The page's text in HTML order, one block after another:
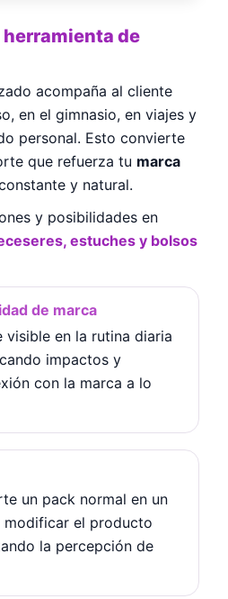
herramienta de
acompaña al cliente
en el gimnasio, en viajes y
personal. Esto convierte
que refuerza tu marca
y natural.
y posibilidades en
estuches y bolsos
de marca
visible en la rutina diaria
impactos y
con la marca a lo
un pack normal en un
modificar el producto
la percepción de